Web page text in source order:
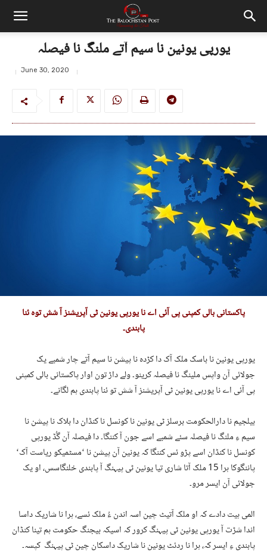
یورپی یونین نا سیم آتے ملنگ نا فیصلہ
June 30, 2020
پاکستانی بالی کمپنی پی آئی اے نا یورپی یونین ٹی آپریشنز آ شش توہ ئنا
پابندی۔
یورپی یونین نا باسک ملک آک دا کڑدہ نا پیشن نا سیم آتے چار شمبے یک
جولائی آن واپس ملینگ نا فیصلہ کرینو۔ ولے داڑ تون اوار پاکستانی بالی کمپنی
پی آئی اے نا یورپی یونین ٹی آپریشنز آ شش تو ئنا پابندی ہم لگانے۔
بیلجیم نا دارالحکومت برسلز ٹی یونین نا کونسل نا کنڈان دا بلاک نا پیشن نا
سیم ءِ ملنگ نا فیصلہ سئے شمبے اسے جون آ کننگا۔ دا فیصلہ آن گُڈ یورپی
کونسل نا کنڈان اسے پڑو ئس کننگا کہ یونین آن پیشن نا ‘مسٹمیکو ریاست آک‘
پاننگوکا ہرا 15 ملک آتا شاری تیا یونین ٹی پیہنگ آ پابندی خلنگاسس، او یک
جولائی آن ایسر مرو۔
المی ہیت دادے کہ او ملک آتیٹ چین اسہ اندن ءُ ملک ئسے، ہرا نا شاریک داسا
اندا شڑت آ یورپی یونین ٹی پیہنگ کرور کہ اسیکہ بیجنگ حکومت ہم تینا کنڈان
پابندی ءِ ایسر کہ، ہرا نا ردئٹ یونین نا شاریک داسکان چین ٹی پیہنگ کپسہ۔